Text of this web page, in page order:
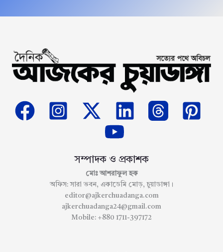
সম্পাদক ও প্রকাশক
মোঃ আশরাফুল হক
অফিস: সারা ভবন, একাডেমি মোড়, চুয়াডাঙ্গা।
editor@ajkerchuadanga.com
ajkerchuadanga24@gmail.com
Mobile: +880 1711-397172